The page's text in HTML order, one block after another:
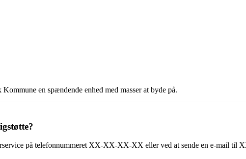
en spændende enhed med masser at byde på.
på telefonnummeret XX-XX-XX-XX eller ved at sende en e-mail til